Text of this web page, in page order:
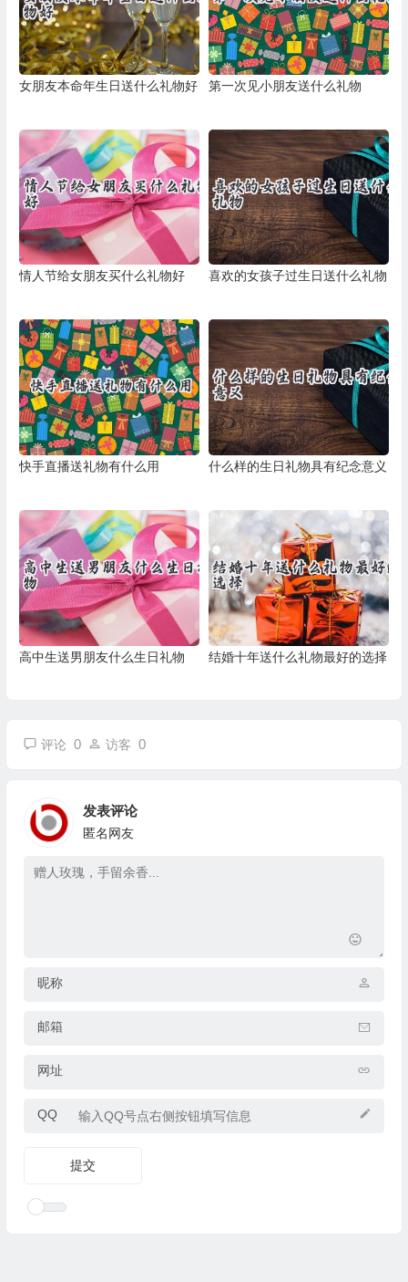
女朋友本命年生日送什么礼物好 第一次见小朋友送什么礼物
情人节给女朋友买什么礼物好 喜欢的女孩子过生日送什么礼物
快手直播送礼物有什么用 什么样的生日礼物具有纪念意义
高中生送男朋友什么生日礼物 结婚十年送什么礼物最好的选择
评论 0 访客 0
发表评论
匿名网友
昵称
邮箱
网址
QQ